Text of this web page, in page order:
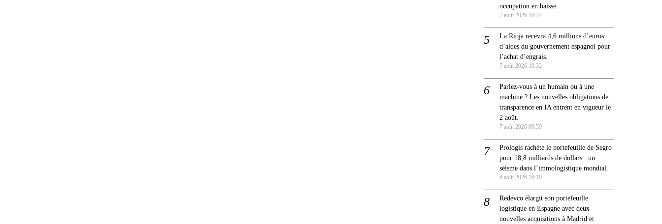
occupation en baisse.
7 août 2026 10:37
La Rioja recevra 4,6 millions d’euros
d’aides du gouvernement espagnol pour
l’achat d’engrais.
7 août 2026 10:32
Parlez-vous à un humain ou à une
machine ? Les nouvelles obligations de
transparence en IA entrent en vigueur le
2 août.
7 août 2026 09:59
Prologis rachète le portefeuille de Segro
pour 18,8 milliards de dollars : un
séisme dans l’immologistique mondial.
6 août 2026 16:19
Redevco élargit son portefeuille
logistique en Espagne avec deux
nouvelles acquisitions à Madrid et